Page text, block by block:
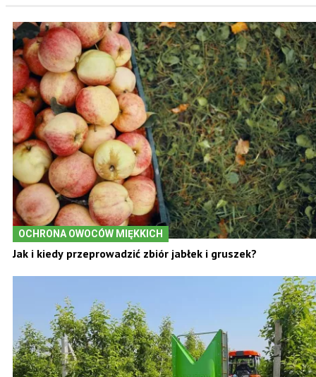
OCHRONA OWOCÓW MIĘKKICH
Jak i kiedy przeprowadzić zbiór jabłek i gruszek?